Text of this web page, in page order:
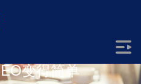
变得简单